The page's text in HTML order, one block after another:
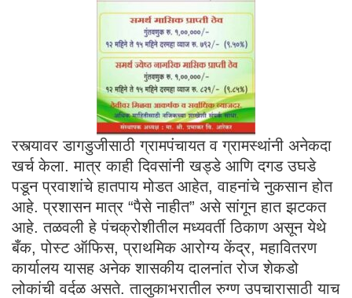
रस्त्यावर डागडुजीसाठी ग्रामपंचायत व ग्रामस्थांनी अनेकदा
खर्च केला. मात्र काही दिवसांनी खड्डे आणि दगड उघडे
पडून प्रवाशांचे हातपाय मोडत आहेत, वाहनांचे नुकसान होत
आहे. प्रशासन मात्र “पैसे नाहीत” असे सांगून हात झटकत
आहे. तळवली हे पंचक्रोशीतील मध्यवर्ती ठिकाण असून येथे
बँक, पोस्ट ऑफिस, प्राथमिक आरोग्य केंद्र, महावितरण
कार्यालय यासह अनेक शासकीय दालनांत रोज शेकडो
लोकांची वर्दळ असते. तालुकाभरातील रुग्ण उपचारासाठी याच